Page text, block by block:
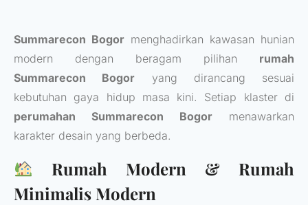
Summarecon Bogor menghadirkan kawasan hunian
modern dengan beragam pilihan rumah
Summarecon Bogor yang dirancang sesuai
kebutuhan gaya hidup masa kini. Setiap klaster di
perumahan Summarecon Bogor menawarkan
karakter desain yang berbeda.
Rumah Modern & Rumah
Minimalis Modern